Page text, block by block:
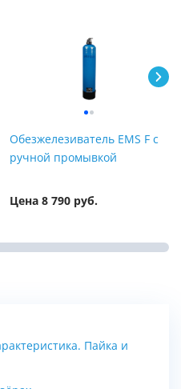
Обезжелезиватель EMS F с
ручной промывкой
Цена 8 790 руб.
Универсальный
Пайка и